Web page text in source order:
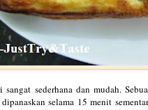
sangat sederhana dan mudah.
selama 15 menit